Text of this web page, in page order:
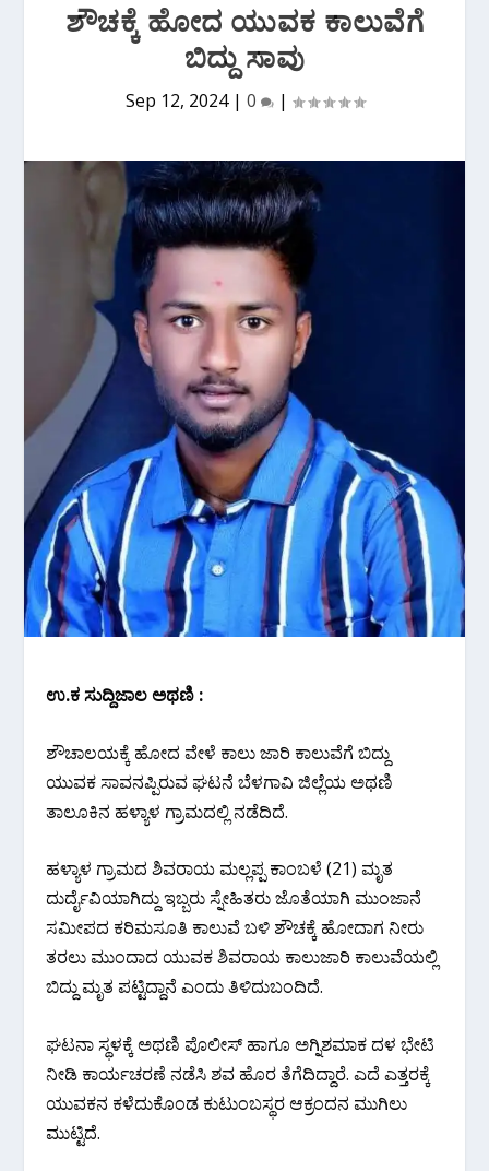
ಶೌಚಕ್ಕೆ ಹೋದ ಯುವಕ ಕಾಲುವೆಗೆ
ಬಿದ್ದು ಸಾವು
Sep 12, 2024| 0 |
ಉ.ಕ ಸುದ್ದಿಜಾಲ ಅಥಣಿ :
ಶೌಚಾಲಯಕ್ಕೆ ಹೋದ ವೇಳೆ ಕಾಲು ಜಾರಿ ಕಾಲುವೆಗೆ ಬಿದ್ದು
ಯುವಕ ಸಾವನಪ್ಪಿರುವ ಘಟನೆ ಬೆಳಗಾವಿ ಜಿಲ್ಲೆಯ ಅಥಣಿ
ತಾಲೂಕಿನ ಹಳ್ಯಾಳ ಗ್ರಾಮದಲ್ಲಿ ನಡೆದಿದೆ.
ಹಳ್ಯಾಳ ಗ್ರಾಮದ ಶಿವರಾಯ ಮಲ್ಲಪ್ಪ ಕಾಂಬಳೆ (21) ಮೃತ
ದುರ್ದೈವಿಯಾಗಿದ್ದು ಇಬ್ಬರು ಸ್ನೇಹಿತರು ಜೊತೆಯಾಗಿ ಮುಂಜಾನೆ
ಸಮೀಪದ ಕರಿಮಸೂತಿ ಕಾಲುವೆ ಬಳಿ ಶೌಚಕ್ಕೆ ಹೋದಾಗ ನೀರು
ತರಲು ಮುಂದಾದ ಯುವಕ ಶಿವರಾಯ ಕಾಲುಜಾರಿ ಕಾಲುವೆಯಲ್ಲಿ
ಬಿದ್ದು ಮೃತ ಪಟ್ಟಿದ್ದಾನೆ ಎಂದು ತಿಳಿದುಬಂದಿದೆ.
ಘಟನಾ ಸ್ಥಳಕ್ಕೆ ಅಥಣಿ ಪೊಲೀಸ್ ಹಾಗೂ ಅಗ್ನಿಶಮಾಕ ದಳ ಭೇಟಿ
ನೀಡಿ ಕಾರ್ಯಚರಣೆ ನಡೆಸಿ ಶವ ಹೊರ ತೆಗೆದಿದ್ದಾರೆ. ಎದೆ ಎತ್ತರಕ್ಕೆ
ಯುವಕನ ಕಳೆದುಕೊಂಡ ಕುಟುಂಬಸ್ಥರ ಆಕ್ರಂದನ ಮುಗಿಲು
ಮುಟ್ಟಿದೆ.